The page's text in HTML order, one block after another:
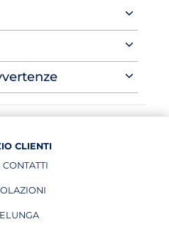
CLIENTI
CONTATTI
APRE IN UNA NUOVA PAGINA